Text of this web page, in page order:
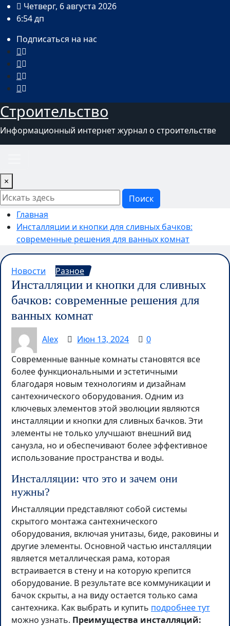
ПерейтиЧетверг, 6 августа 2026
6:54 дп
Подписаться на нас
Строительство
Информационный интернет журнал о строительстве
×
Поиск
Главная
Инсталляции и кнопки для сливных бачков:
современные решения для ванных комнат
Новости Разное
Инсталляции и кнопки для сливных
бачков: современные решения для
ванных комнат
Alex Июн 13, 2024
0
Современные ванные комнаты становятся все
более функциональными и эстетичными
благодаря новым технологиям и дизайнам
сантехнического оборудования. Одним из
ключевых элементов этой эволюции являются
инсталляции и кнопки для сливных бачков. Эти
элементы не только улучшают внешний вид
санузла, но и обеспечивают более эффективное
использование пространства и воды.
Инсталляции: что это и зачем они
нужны?
Инсталляции представляют собой системы
скрытого монтажа сантехнического
оборудования, включая унитазы, биде, раковины и
другие элементы. Основной частью инсталляции
является металлическая рама, которая
встраивается в стену и на которую крепится
оборудование. В результате все коммуникации и
бачок скрыты, а на виду остается только сама
сантехника. Как выбрать и купить подробнее тут
можно узнать. Преимущества инсталляций: